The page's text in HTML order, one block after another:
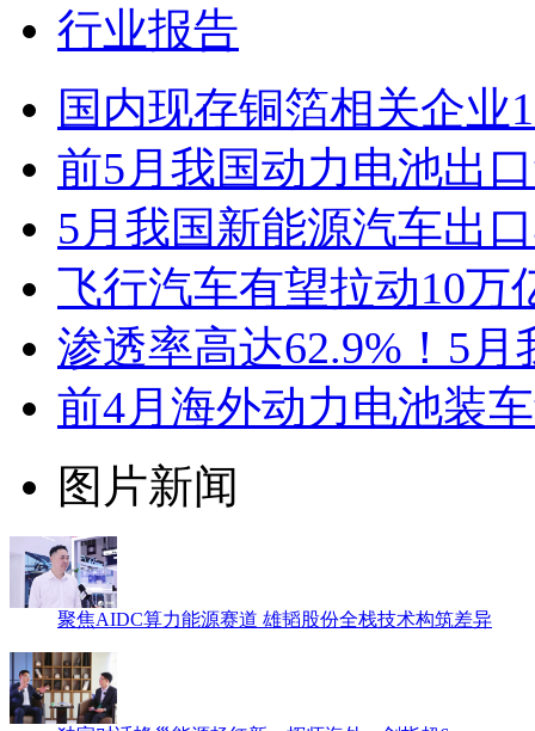
行业报告
国内现存铜箔相关企业
前5月我国动力电池出
5月我国新能源汽车出
飞行汽车有望拉动10万
渗透率高达62.9%！5
前4月海外动力电池装
图片新闻
聚焦AIDC算力能源赛道 雄韬股份全栈技术构筑差异